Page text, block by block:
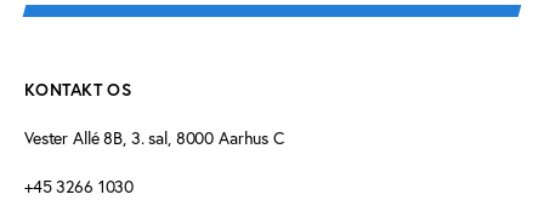
KONTAKT OS
Vester Allé 8B, 3. sal, 8000 Aarhus C
+45 3266 1030